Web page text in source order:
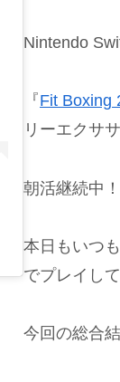
Nintendo
『Fit Boxing
リーエクサ
朝活継続中！
本日もいつ
でプレイし
今回の総合結